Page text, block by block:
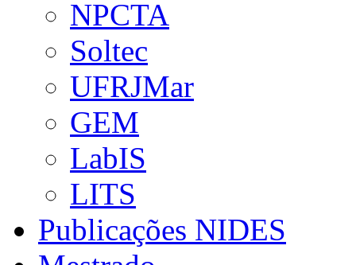
NPCTA
Soltec
UFRJMar
GEM
LabIS
LITS
Publicações NIDES